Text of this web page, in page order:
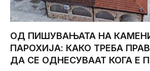
ОД ПИШУВАЊАТА НА
ПАРОХИЈА: КАКО ТРЕБА
ДА СЕ ОДНЕСУВААТ КОГА Е